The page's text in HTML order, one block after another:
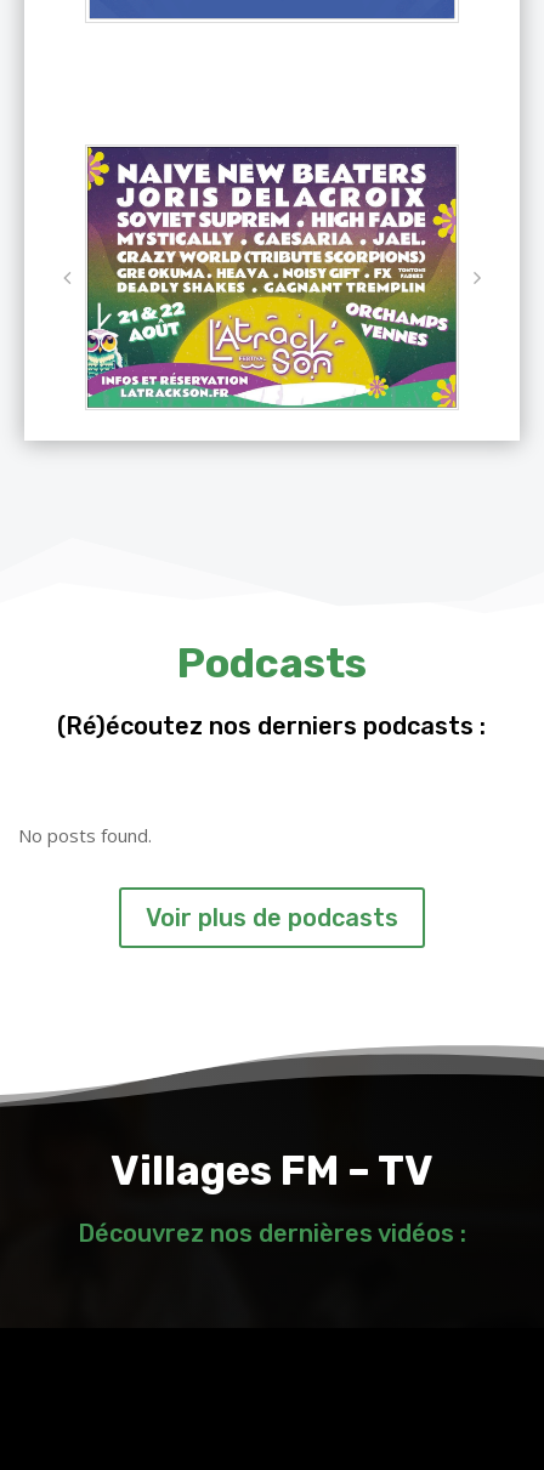
Podcasts
(Ré)écoutez nos derniers podcasts :
No posts found.
Voir plus de podcasts
Villages FM – TV
Découvrez nos dernières vidéos :